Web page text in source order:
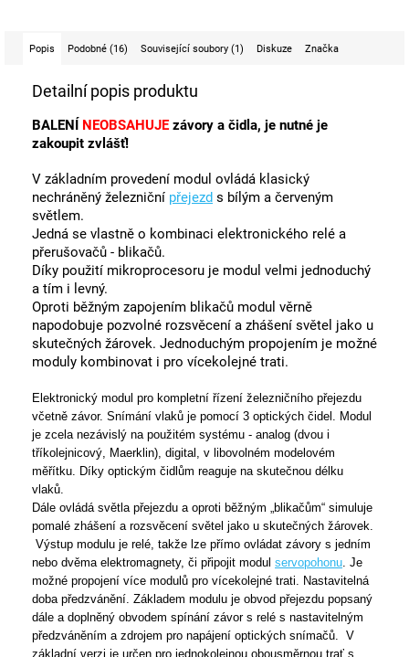
Popis Podobné (16) Související soubory (1) Diskuze Značka
Detailní popis produktu
BALENÍ NEOBSAHUJEzávory a čid la, je nutné je
zakoupit zvlášť!
V základním provedení modul ovládá klasický
nechráněný železniční přejezd s bílým a červeným
světlem.
Jedná se vlastně o kombinaci elektronického relé a
přerušovačů - blikačů.
Díky použití mikroprocesoru je modul velmi jednoduchý
a tím i levný.
Oproti běžným zapojením blikačů modul věrně
napodobuje pozvolné rozsvěcení a zhášení světel jako u
skutečných žárovek. Jednoduchým propojením je možné
moduly kombinovat i pro vícekolejné trati.
Elektronický modul pro kompletní řízení železničního přejezdu
včetně závor. Snímání vlaků je pomocí 3 optických čidel. Modul
je zcela nezávislý na použitém systému - analog (dvou i
tříkolejnicový, Maerklin), digital, v libovolném modelovém
měřítku. Díky optickým čidlům reaguje na skutečnou délku
vlaků.
Dále ovládá světla přejezdu a oproti běžným „blikačům“ simuluje
pomalé zhášení a rozsvěcení světel jako u skutečných žárovek.
Výstup modulu je relé, takže lze přímo ovládat závory s jedním
nebo dvěma elektromagnety, či připojit modul servopohonu. Je
možné propojení více modulů pro vícekolejné trati. Nastavitelná
doba předzvánění. Základem modulu je obvod přejezdu popsaný
dále a doplněný obvodem spínání závor s relé s nastavitelným
předzváněním a zdrojem pro napájení optických snímačů. V
základní verzi je určen pro jednokolejnou obousměrnou trať s